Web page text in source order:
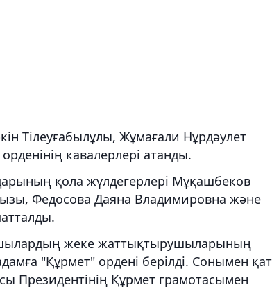
Тілеуғабылұлы, Жұмағали Нұрдәулет
кавалерлері атанды.
қола жүлдегерлері Мұқашбеков
Федосова Даяна Владимировна және
жеке жаттықтырушыларының
"Құрмет" ордені берілді. Сонымен
Президентінің Құрмет грамотасымен